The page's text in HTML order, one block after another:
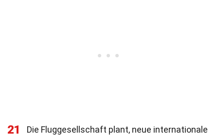
21
Die Fluggesellschaft plant, neue internationale